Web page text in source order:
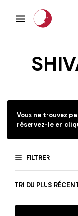
Vous ne trouvez
réservez-le en
FILTRER